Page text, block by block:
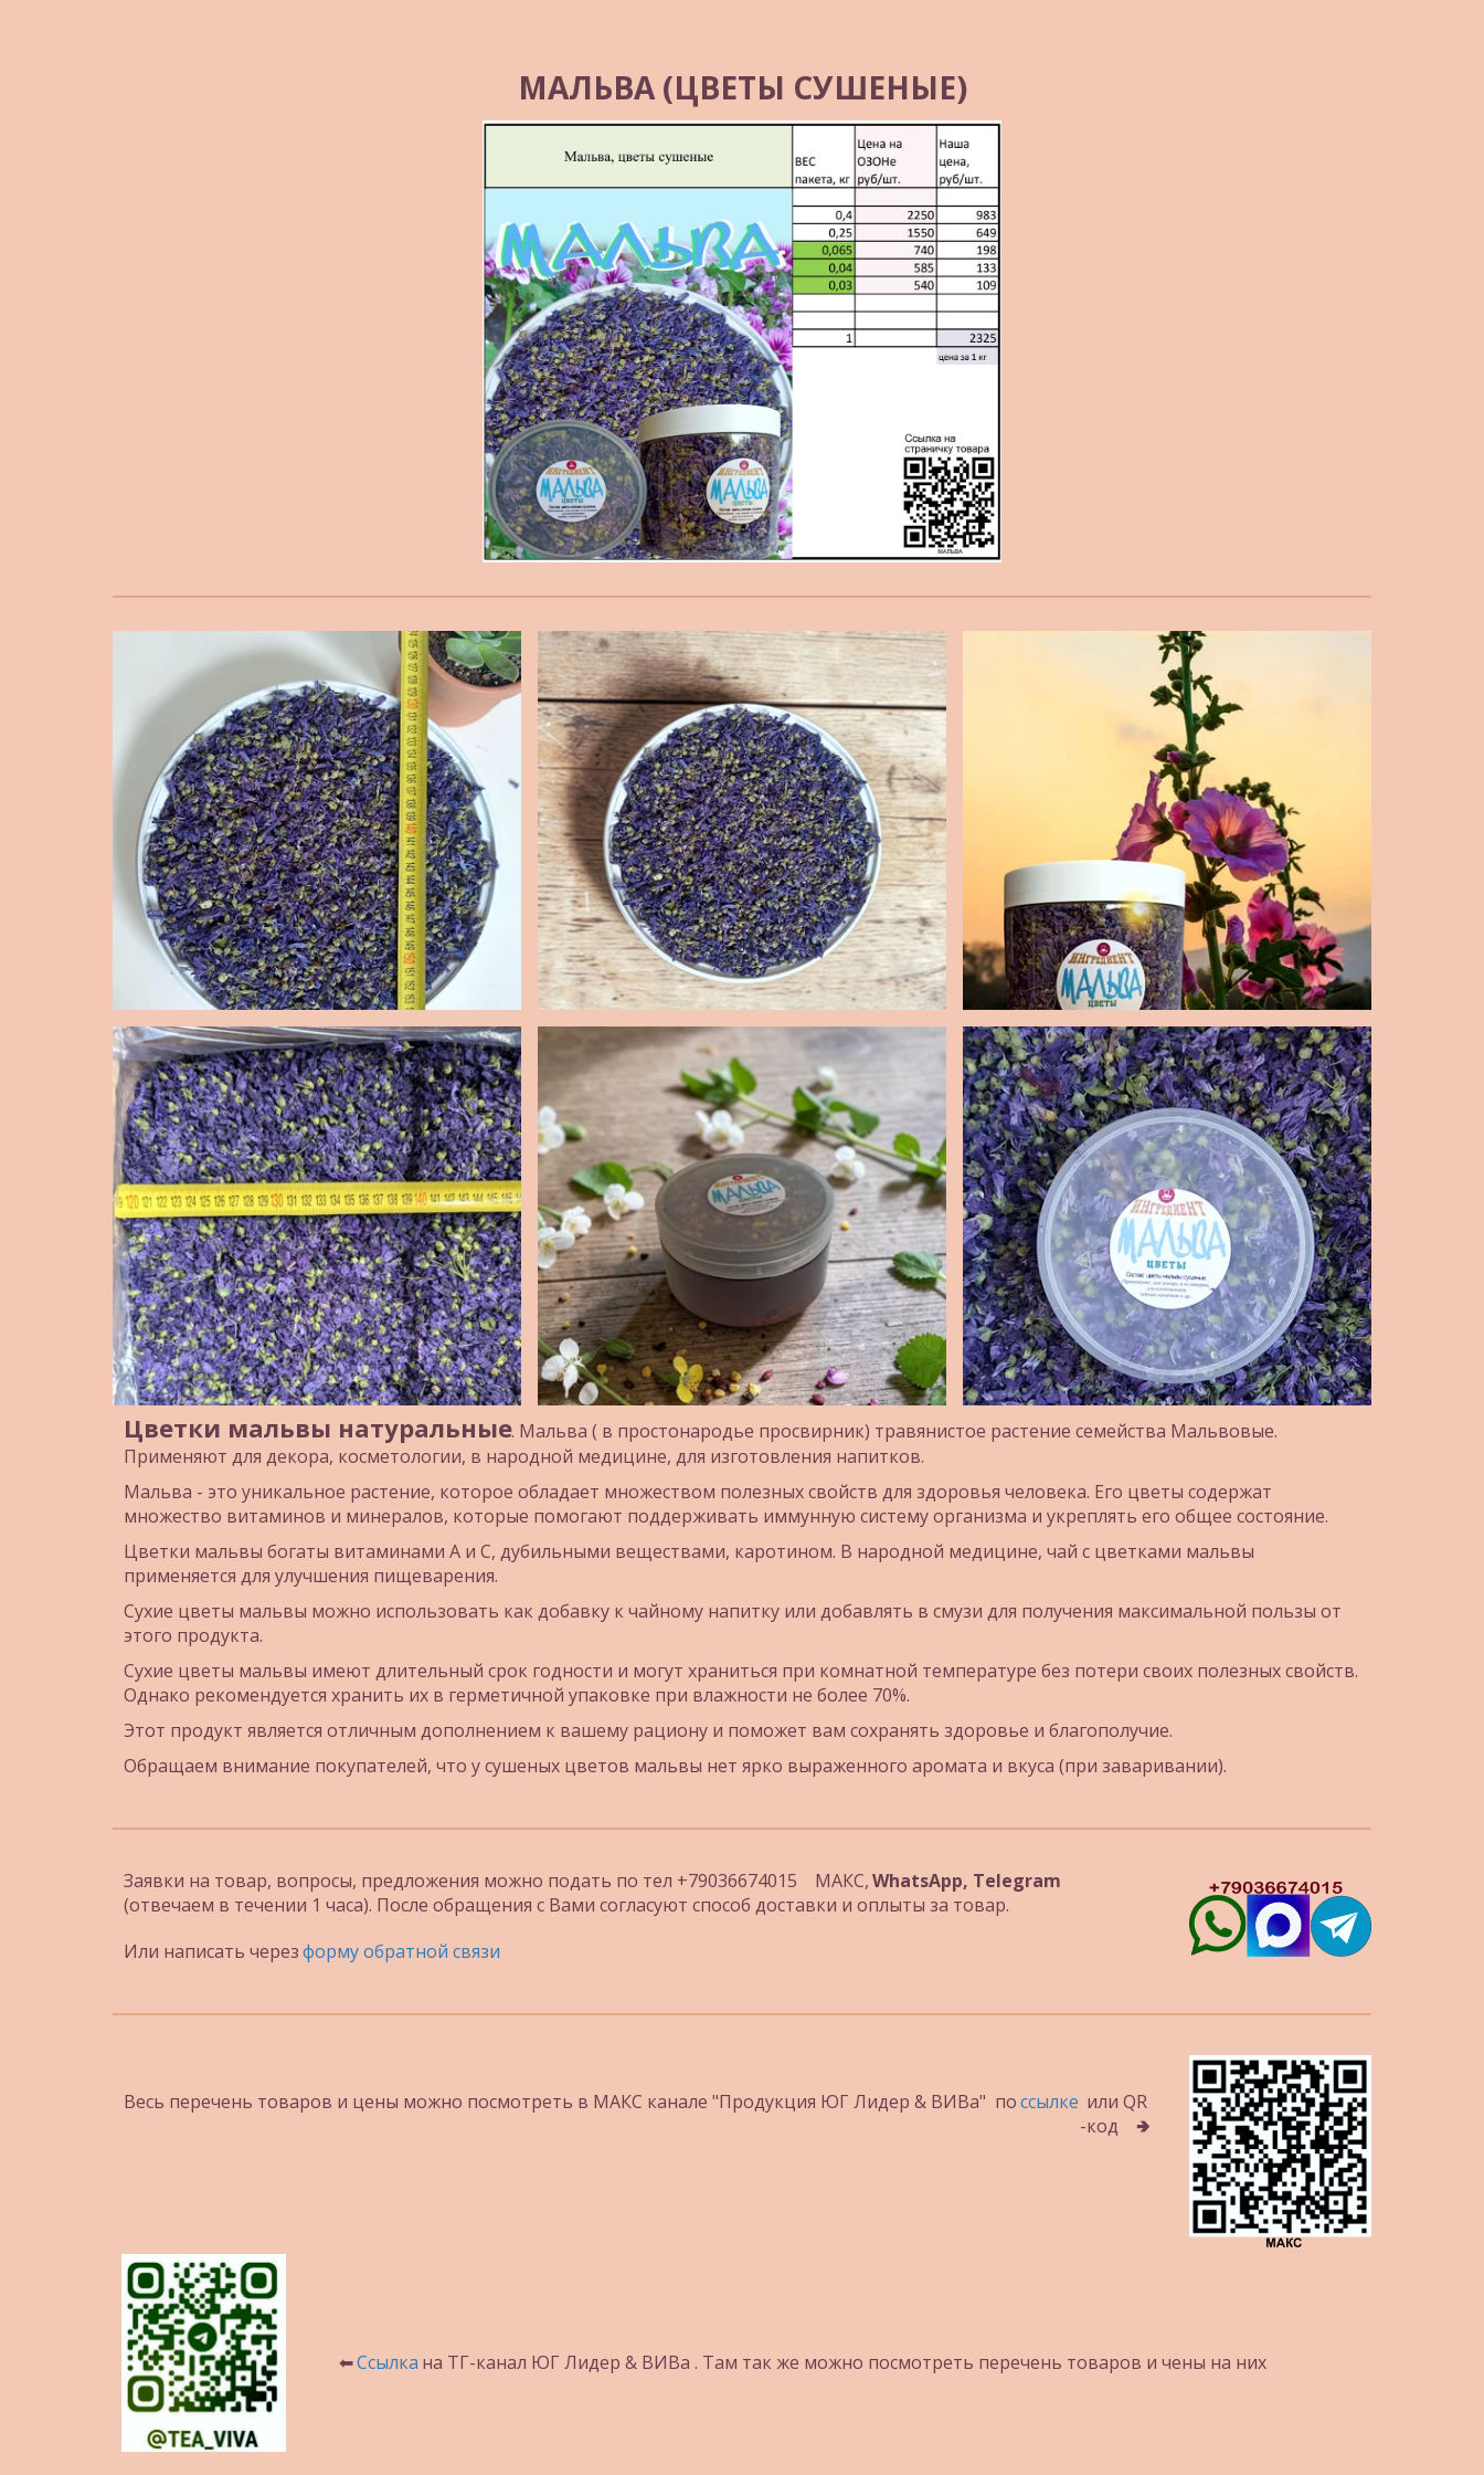
МАЛЬВА (ЦВЕТЫ СУШЕНЫЕ)
Цветки мальвы натуральные. Мальва ( в простонародье просвирник) травянистое растение семейства Мальвовые.
Применяют для декора, косметологии, в народной медицине, для изготовления напитков.
Мальва - это уникальное растение, которое обладает множеством полезных свойств для здоровья человека. Его цветы содержат
множество витаминов и минералов, которые помогают поддерживать иммунную систему организма и укреплять его общее состояние.
Цветки мальвы богаты витаминами А и С, дубильными веществами, каротином. В народной медицине, чай с цветками мальвы
применяется для улучшения пищеварения.
Сухие цветы мальвы можно использовать как добавку к чайному напитку или добавлять в смузи для получения максимальной пользы от
этого продукта.
Сухие цветы мальвы имеют длительный срок годности и могут храниться при комнатной температуре без потери своих полезных свойств.
Однако рекомендуется хранить их в герметичной упаковке при влажности не более 70%.
Этот продукт является отличным дополнением к вашему рациону и поможет вам сохранять здоровье и благополучие.
Обращаем внимание покупателей, что у сушеных цветов мальвы нет ярко выраженного аромата и вкуса (при заваривании).
Заявки на товар, вопросы, предложения можно подать по тел +79036674015    МАКС,
(отвечаем в течении 1 часа). После обращения с Вами согласуют способ доставки и оплыты за товар.
Или написать через форму обратной связи
Весь перечень товаров и цены можно посмотреть в МАКС канале "Продукция ЮГ Лидер & ВИВа"  по ссылке
  или QR
-код    🢂
⬅ Ссылка на ТГ-канал ЮГ Лидер & ВИВа . Там так же можно посмотреть перечень товаров и чены на них